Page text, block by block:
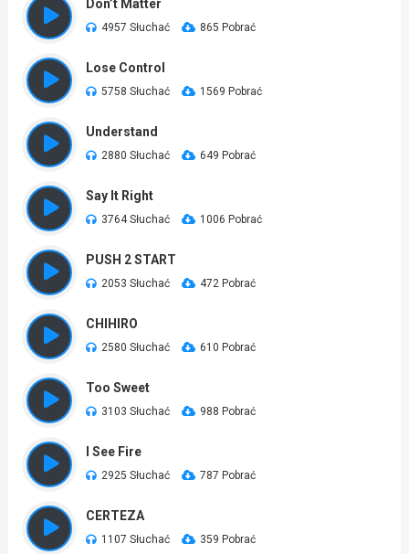
Don’t Matter
4957 Słuchać 865 Pobrać
Lose Control
5758 Słuchać 1569 Pobrać
Understand
2880 Słuchać 649 Pobrać
Say It Right
3764 Słuchać 1006 Pobrać
PUSH 2 START
2053 Słuchać 472 Pobrać
CHIHIRO
2580 Słuchać 610 Pobrać
Too Sweet
3103 Słuchać 988 Pobrać
I See Fire
2925 Słuchać 787 Pobrać
CERTEZA
1107 Słuchać 359 Pobrać